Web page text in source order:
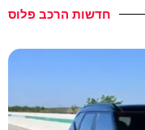
חדשות הרכב פלוס